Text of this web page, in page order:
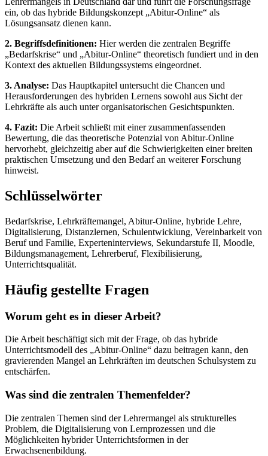
ein, ob das hybride Bildungskonzept „Abitur-Online“ als
Lösungsansatz dienen kann.
2. Begriffsdefinitionen: Hier werden die zentralen Begriffe
„Bedarfskrise“ und „Abitur-Online“ theoretisch fundiert und in den
Kontext des aktuellen Bildungssystems eingeordnet.
3. Analyse: Das Hauptkapitel untersucht die Chancen und
Herausforderungen des hybriden Lernens sowohl aus Sicht der
Lehrkräfte als auch unter organisatorischen Gesichtspunkten.
4. Fazit: Die Arbeit schließt mit einer zusammenfassenden
Bewertung, die das theoretische Potenzial von Abitur-Online
hervorhebt, gleichzeitig aber auf die Schwierigkeiten einer breiten
praktischen Umsetzung und den Bedarf an weiterer Forschung
hinweist.
Schlüsselwörter
Bedarfskrise, Lehrkräftemangel, Abitur-Online, hybride Lehre,
Digitalisierung, Distanzlernen, Schulentwicklung, Vereinbarkeit von
Beruf und Familie, Experteninterviews, Sekundarstufe II, Moodle,
Bildungsmanagement, Lehrerberuf, Flexibilisierung,
Unterrichtsqualität.
Häufig gestellte Fragen
Worum geht es in dieser Arbeit?
Die Arbeit beschäftigt sich mit der Frage, ob das hybride
Unterrichtsmodell des „Abitur-Online“ dazu beitragen kann, den
gravierenden Mangel an Lehrkräften im deutschen Schulsystem zu
entschärfen.
Was sind die zentralen Themenfelder?
Die zentralen Themen sind der Lehrermangel als strukturelles
Problem, die Digitalisierung von Lernprozessen und die
Möglichkeiten hybrider Unterrichtsformen in der
Erwachsenenbildung.